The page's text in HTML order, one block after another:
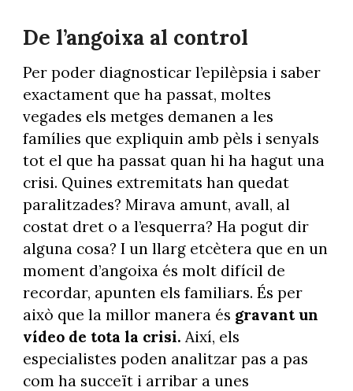
De l’angoixa al control
Per poder diagnosticar l’epilèpsia i saber
exactament que ha passat, moltes
vegades els metges demanen a les
famílies que expliquin amb pèls i senyals
tot el que ha passat quan hi ha hagut una
crisi. Quines extremitats han quedat
paralitzades? Mirava amunt, avall, al
costat dret o a l’esquerra? Ha pogut dir
alguna cosa? I un llarg etcètera que en un
moment d’angoixa és molt difícil de
recordar, apunten els familiars. És per
això que la millor manera és gravant un
vídeo de tota la crisi. Així, els
especialistes poden analitzar pas a pas
com ha succeït i arribar a unes